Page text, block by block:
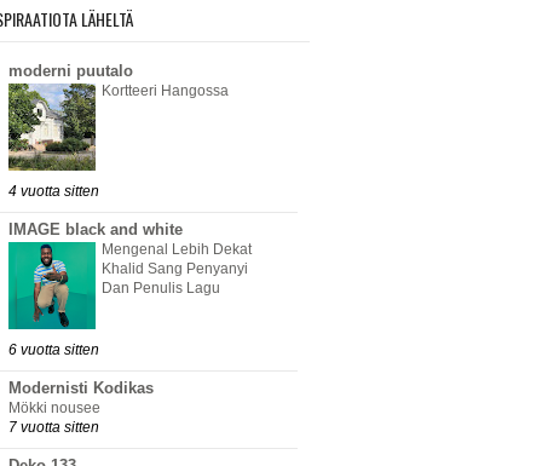
LÄHELTÄ
moderni puutalo
Kortteeri Hangossa
4 vuotta sitten
IMAGE black and white
Mengenal Lebih Dekat
Khalid Sang Penyanyi
Dan Penulis Lagu
6 vuotta sitten
Modernisti Kodikas
Mökki nousee
7 vuotta sitten